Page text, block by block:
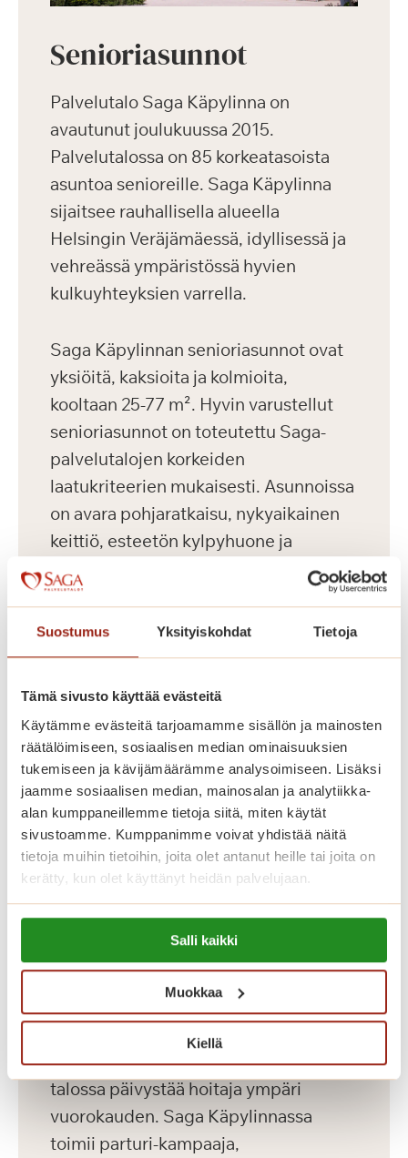
Suostumus Yksityiskohdat Tietoja
Tämä sivusto käyttää evästeitä
Käytämme evästeitä tarjoamamme sisällön ja mainosten
räätälöimiseen, sosiaalisen median ominaisuuksien
tukemiseen ja kävijämäärämme analysoimiseen. Lisäksi
jaamme sosiaalisen median, mainosalan ja analytiikka-
alan kumppaneillemme tietoja siitä, miten käytät
sivustoamme. Kumppanimme voivat yhdistää näitä
tietoja muihin tietoihin, joita olet antanut heille tai joita on
kerätty, kun olet käyttänyt heidän palvelujaan.
Lue lisää evästeistä:
https://sagacare.fi/evasteet/
Salli kaikki
Muokkaa
Kiellä
Senioriasunnot
Palvelutalo Saga Käpylinna on
avautunut joulukuussa 2015.
Palvelutalossa on 85 korkeatasoista
asuntoa senioreille. Saga Käpylinna
sijaitsee rauhallisella alueella
Helsingin Veräjämäessä, idyllisessä ja
vehreässä ympäristössä hyvien
kulkuyhteyksien varrella.
Saga Käpylinnan senioriasunnot ovat
yksiöitä, kaksioita ja kolmioita,
kooltaan 25-77 m². Hyvin varustellut
senioriasunnot on toteutettu Saga-
palvelutalojen korkeiden
laatukriteerien mukaisesti. Asunnoissa
on avara pohjaratkaisu, nykyaikainen
keittiö, esteetön kylpyhuone ja
turvapuhelin. Kauniisti sisustettuina
yleistiloina ovat asukkaiden käytössä
kahvila, ravintola, kirjasto, kerhohuone,
vietetään yhdessä aikaa.
Saga Käpylinnan asumiskuluun
sisältyy asunnon vuokra ja yhteisten
tilojen käyttö. Jokaisella asukkaalla on
lisäksi yksilöllinen palvelupaketti.
Katso vapaat senioriasunnot
Koti palveluiden keskellä
Saga Käpylinnan henkilökunta koostuu
terveydenhoitoalan ammattilaisista ja
talossa päivystää hoitaja ympäri
vuorokauden. Saga Käpylinnassa
toimii parturi-kampaaja,